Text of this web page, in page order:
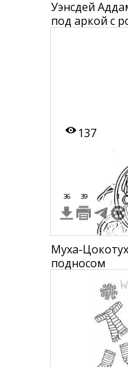
Уэнсдей
под аркой с
137
36 39 1
Муха-
подносом